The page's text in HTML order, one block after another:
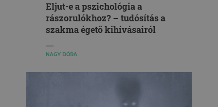
Eljut-e a pszichológia a
rászorulókhoz? – tudósítás a
szakma égető kihívásairól
NAGY DÓRA